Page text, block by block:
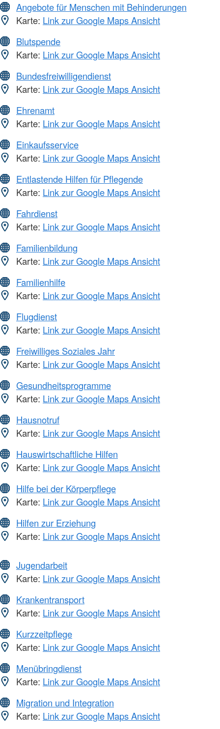
Angebote für Menschen mit Behinderungen
Karte: Link zur Google Maps Ansicht
Blutspende
Karte: Link zur Google Maps Ansicht
Bundesfreiwilligendienst
Karte: Link zur Google Maps Ansicht
Ehrenamt
Karte: Link zur Google Maps Ansicht
Einkaufsservice
Karte: Link zur Google Maps Ansicht
Entlastende Hilfen für Pflegende
Karte: Link zur Google Maps Ansicht
Fahrdienst
Karte: Link zur Google Maps Ansicht
Familienbildung
Karte: Link zur Google Maps Ansicht
Familienhilfe
Karte: Link zur Google Maps Ansicht
Flugdienst
Karte: Link zur Google Maps Ansicht
Freiwilliges Soziales Jahr
Karte: Link zur Google Maps Ansicht
Gesundheitsprogramme
Karte: Link zur Google Maps Ansicht
Hausnotruf
Karte: Link zur Google Maps Ansicht
Hauswirtschaftliche Hilfen
Karte: Link zur Google Maps Ansicht
Hilfe bei der Körperpflege
Karte: Link zur Google Maps Ansicht
Hilfen zur Erziehung
Karte: Link zur Google Maps Ansicht
Jugendarbeit
Karte: Link zur Google Maps Ansicht
Krankentransport
Karte: Link zur Google Maps Ansicht
Kurzzeitpflege
Karte: Link zur Google Maps Ansicht
Menübringdienst
Karte: Link zur Google Maps Ansicht
Migration und Integration
Karte: Link zur Google Maps Ansicht